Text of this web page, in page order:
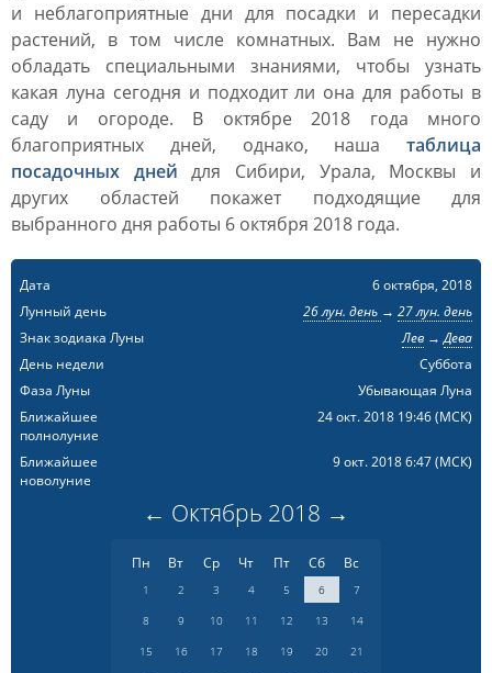
и неблагоприятные дни для посадки и пересадки
растений, в том числе комнатных. Вам не нужно
обладать специальными знаниями, чтобы узнать
какая луна сегодня и подходит ли она для работы в
саду и огороде. В октябре 2018 года много
благоприятных дней, однако, наша таблица
посадочных дней для Сибири, Урала, Москвы и
других областей покажет подходящие для
выбранного дня работы 6 октября 2018 года.
Дата
6 октября, 2018
Лунный день
26 лун. день → 27 лун. день
Знак зодиака Луны
Лев→Дева
День недели
Суббота
Фаза Луны
Убывающая Луна
Ближайшее
полнолуние
24 окт. 2018 19:46(МСК)
Ближайшее
новолуние
9 окт. 2018 6:47(МСК)
← Октябрь 2018 →
Пн Вт Ср Чт Пт Сб Вс
1 2 3 4 5 6
7
8
9 10 11 12 13
14
15
16 17 18 19 20
21